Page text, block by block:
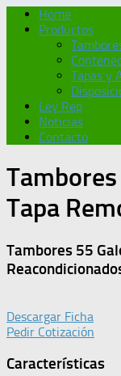
Home
Productos
Tapas y
Ley Rep
Noticias
Contacto
Tapa
Tambores 55
Descargar Ficha
Pedir Cotización
Características